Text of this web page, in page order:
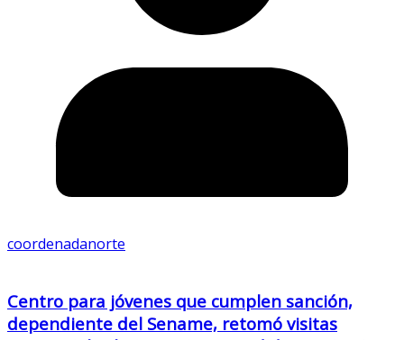
coordenadanorte
Centro para jóvenes que cumplen sanción,
dependiente del Sename, retomó visitas